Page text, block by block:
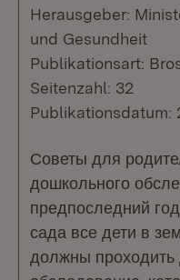
Herausgeber:
und Gesundheit
Publikationsart:
Seitenzahl: 32
Publikationsdatum:
Советы для
дошкольного
предпоследний
сада все дети в
должны проходить